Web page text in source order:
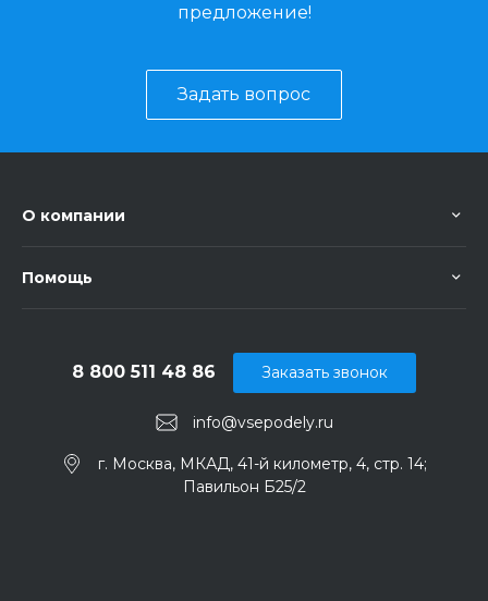
предложение!
Задать вопрос
О компании
Помощь
info@vsepodely.ru
8 800 511 48 86
г. Москва, МКАД, 41-й километр, 4, стр. 14;
Павильон Б25/2
Заказать звонок